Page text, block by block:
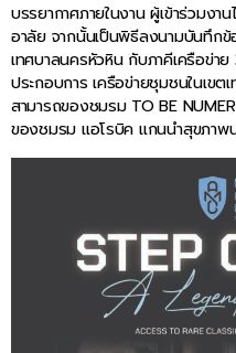
บรรยากาศภายในงาน ผู้เข้าร่วมง
อาลัย จากนั้นเป็นพิธีลงนามบันทึก
เทศบาลนครหัวหิน กับภาคีเครือข่า
ประกอบการ เครือข่ายชุมชนในเข
สามารถของชมรม TO BE
ของชมรม แอโรบิค แกนนำสุขภาพ